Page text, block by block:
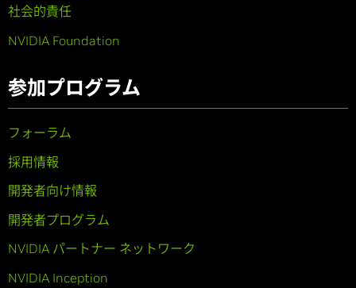
社会的責任
NVIDIA Foundation
参加プログラム
フォーラム
採用情報
開発者向け情報
開発者プログラム
NVIDIA パートナー ネットワーク
NVIDIA Inception